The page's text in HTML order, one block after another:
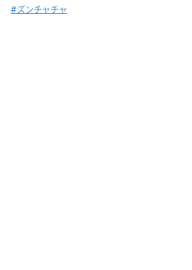
#ズンチャチャ